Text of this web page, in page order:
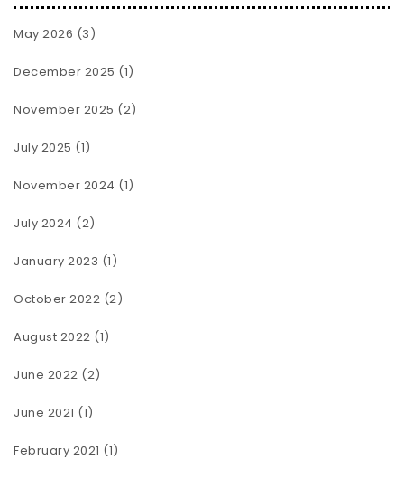
May 2026 (3)
December 2025 (1)
November 2025 (2)
July 2025 (1)
November 2024 (1)
July 2024 (2)
January 2023 (1)
October 2022 (2)
August 2022 (1)
June 2022 (2)
June 2021 (1)
February 2021 (1)